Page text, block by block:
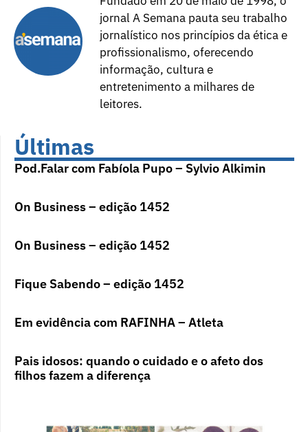
jornal A Semana pauta seu trabalho
jornalístico nos princípios da ética e
profissionalismo, oferecendo
informação, cultura e
entretenimento a milhares de
leitores.
Últimas
Pod.Falar com Fabíola Pupo – Sylvio Alkimin
On Business – edição 1452
On Business – edição 1452
Fique Sabendo – edição 1452
Em evidência com RAFINHA – Atleta
Pais idosos: quando o cuidado e o afeto dos
filhos fazem a diferença